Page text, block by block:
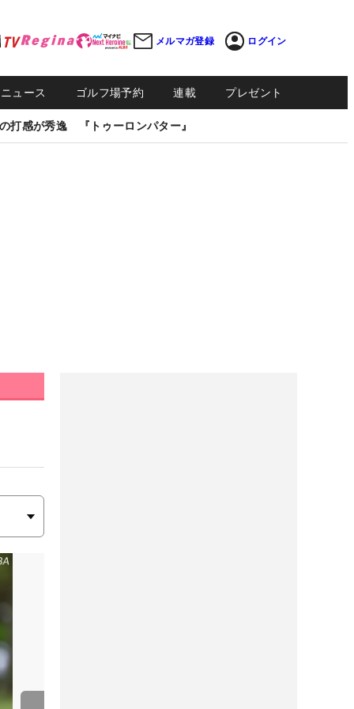
メルマガ登録 ログイン
ュース ゴルフ場予約 連載 プレゼント
打感が秀逸 『トゥーロンパター』